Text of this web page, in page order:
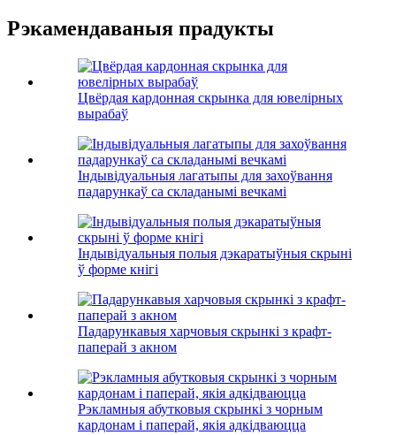
Рэкамендаваныя прадукты
Цвёрдая кардонная скрынка для ювелірных
вырабаў
Індывідуальныя лагатыпы для захоўвання
падарункаў са складанымі вечкамі
Індывідуальныя полыя дэкаратыўныя скрыні
ў форме кнігі
Падарункавыя харчовыя скрынкі з крафт-
паперай з акном
Рэкламныя абутковыя скрынкі з чорным
кардонам і паперай, якія адкідваюцца